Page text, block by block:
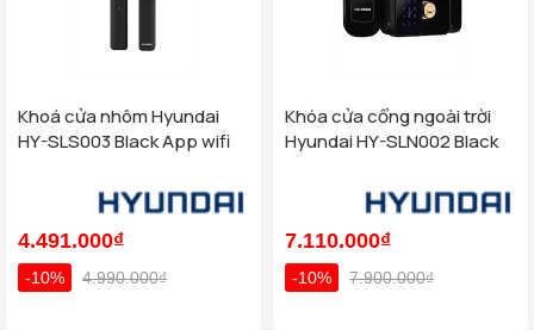
Khoá cửa nhôm Hyundai
HY-SLS003 Black App wifi
4.491.000₫
-10% 4.990.000₫
Khóa cửa cổng ngoài trời
Hyundai HY-SLN002 Black
7.110.000₫
-10% 7.900.000₫